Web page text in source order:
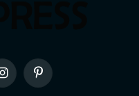
InstagramPinterest